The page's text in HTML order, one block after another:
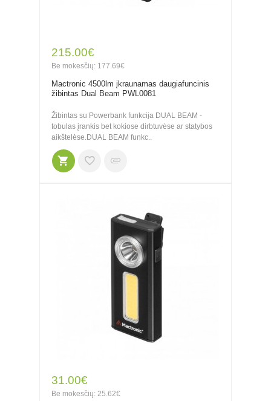
215.00€
Be mokesčių: 177.69€
Mactronic 4500lm įkraunamas daugiafuncinis
žibintas Dual Beam PWL0081
Žibintas su Powerbank funkcija DUAL BEAM -
tobulas įrankis bet kokiose dirbtuvėse ar statybos
aikštelėse.DUAL BEAM funkc..
31.00€
Be mokesčių: 25.62€